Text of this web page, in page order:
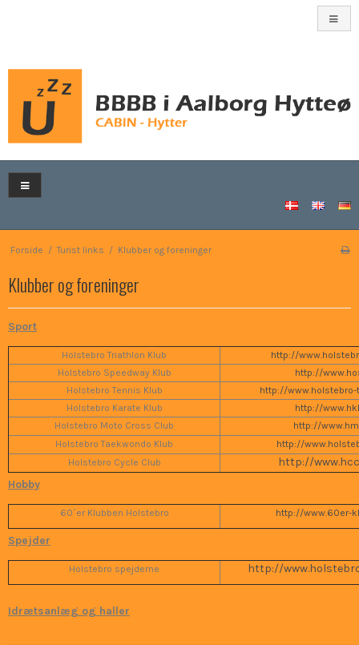
Forside / Turist links / Klubber og foreninger
Klubber og foreninger
Sport
Holstebro Triathlon Klub
http://
Holstebro Speedway Klub
http://
Holstebro Tennis Klub
http://
Holstebro Karate Klub
http://
Holstebro Moto Cross Club
http://
Holstebro Taekwondo Klub
http://
Holstebro Cycle Club
http://
Hobby
60´er Klubben Holstebro http://www.60er-
Spejder
Holstebro spejderne http://
Idrætsanlæg og haller